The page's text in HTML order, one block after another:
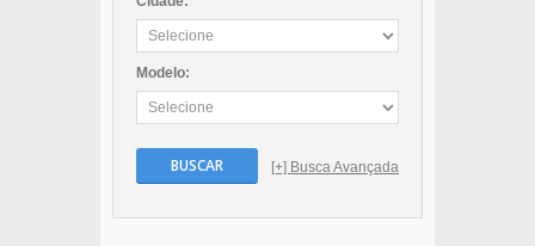
Modelo:
BUSCAR [+] Busca Avançada